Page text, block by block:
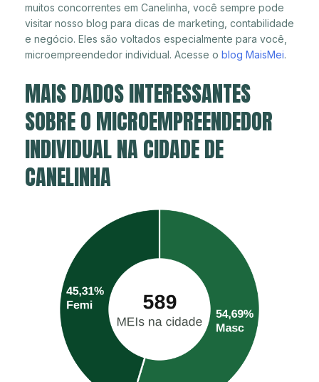
muitos concorrentes em Canelinha, você sempre pode
visitar nosso blog para dicas de marketing, contabilidade
e negócio. Eles são voltados especialmente para você,
microempreendedor individual. Acesse o blog MaisMei.
MAIS DADOS INTERESSANTES
SOBRE O MICROEMPREENDEDOR
INDIVIDUAL NA CIDADE DE
CANELINHA